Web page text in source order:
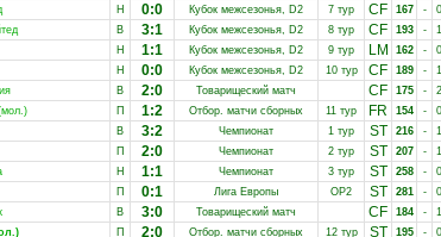
Н 0:0 Кубок межсезонья, D2 7 тур CF 167 -
В 3:1 Кубок межсезонья, D2 8 тур CF 193 -
Н 1:1 Кубок межсезонья, D2 9 тур LM 162 -
Н 0:0 Кубок межсезонья, D2 10 тур CF 189 -
В 2:0 Товарищеский матч CF 175 -
П 1:2 Отбор. матчи сборных 11 тур FR 154 -
В 3:2 Чемпионат 1 тур ST 216 -
П 2:0 Чемпионат 2 тур ST 207 -
Н 1:1 Чемпионат 3 тур ST 258 -
П 0:1 Лига Европы ОР2 ST 281 -
В 3:0 Товарищеский матч CF 184 -
П 2:0 Отбор. матчи сборных 12 тур ST 195 -